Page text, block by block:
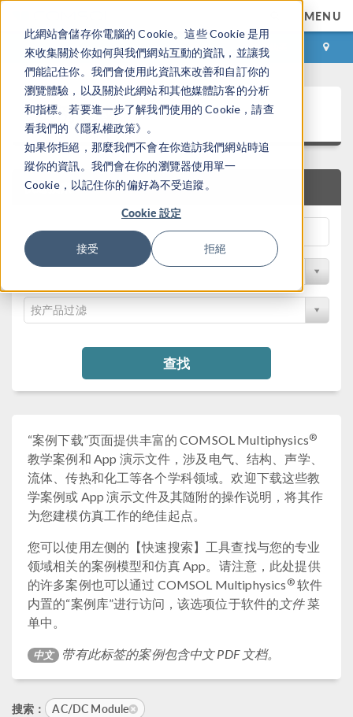
此網站會儲存你電腦的 Cookie。這些 Cookie 是用
來收集關於你如何與我們網站互動的資訊，並讓我
們能記住你。我們會使用此資訊來改善和自訂你的
瀏覽體驗，以及關於此網站和其他媒體訪客的分析
和指標。若要進一步了解我們使用的 Cookie，請查
看我們的《隱私權政策》。
如果你拒絕，那麼我們不會在你造訪我們網站時追
蹤你的資訊。我們會在你的瀏覽器使用單一
Cookie，以記住你的偏好為不受追蹤。
Cookie 設定
接受 拒絕
MENU
登录 咨询与购买
案例下载
快速搜索
按学科过滤
按产品过滤
查找
“案例下载”页面提供丰富的 COMSOL Multiphysics®
教学案例和 App 演示文件，涉及电气、结构、声学、
流体、传热和化工等各个学科领域。欢迎下载这些教
学案例或 App 演示文件及其随附的操作说明，将其作
为您建模仿真工作的绝佳起点。
您可以使用左侧的【快速搜索】工具查找与您的专业
领域相关的案例模型和仿真 App。请注意，此处提供
的许多案例也可以通过 COMSOL Multiphysics ®软件
内置的“案例库”进行访问，该选项位于软件的 文件菜
单中。
中文 带有此标签的案例包含中文 PDF 文档。
搜索： AC/DC Module